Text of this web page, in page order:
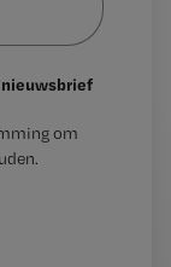
nieuwsbrief
om